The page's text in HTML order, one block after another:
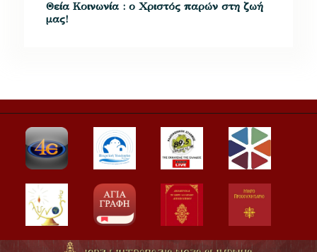
Θεία Κοινωνία : ο Χριστός παρών στη ζωή
μας!